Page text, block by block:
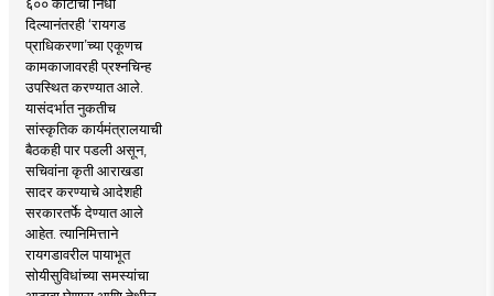
दिल्यानंतरही ‘रायगड
प्राधिकरणा’च्या एकूणच
कामकाजावरही प्रश्नचिन्ह
उपस्थित करण्यात आले.
यासंदर्भात नुकतीच
सांस्कृतिक कार्यमंत्रालयाची
बैठकही पार पडली असून,
सचिवांना कृती आराखडा
सादर करण्याचे आदेशही
सरकारतर्फे देण्यात आले
आहेत. त्यानिमित्ताने
रायगडावरील पायाभूत
सोयीसुविधांच्या समस्यांचा